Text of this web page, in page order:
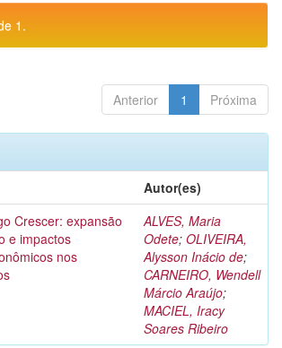
1.
Anterior 1 Próxima
Autor(es)
Crescer: expansão
e impactos
nos
ALVES, Maria
Odete; OLIVEIRA,
Alysson Inácio de;
CARNEIRO, Wendell
Márcio Araújo;
MACIEL, Iracy
Soares Ribeiro